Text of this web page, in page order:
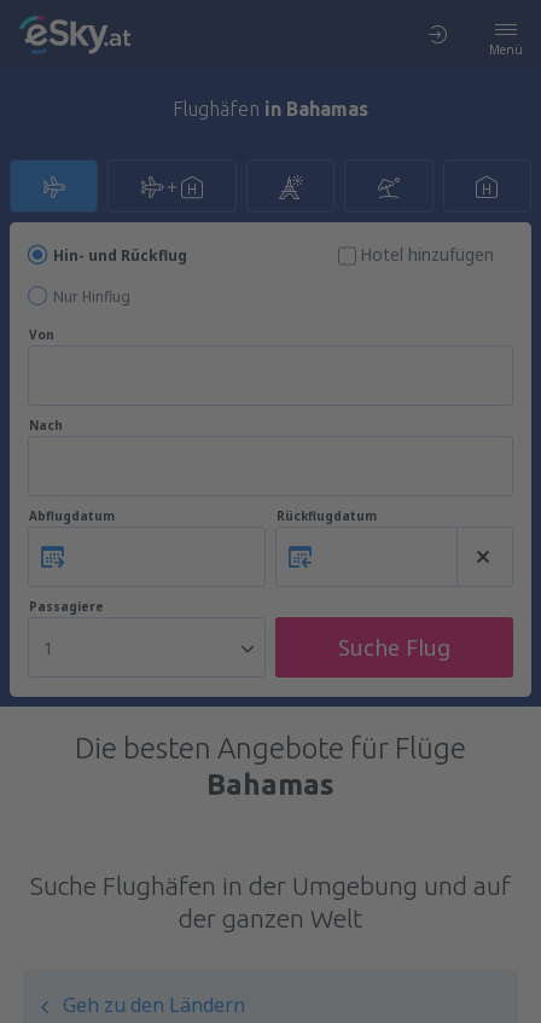
Menü
Flughäfen in Bahamas
Hin- und Rückflug
Nur Hinflug
Hotel hinzufügen
Von
Nach
Abflugdatum Rückflugdatum
Passagiere
1 Suche Flug
Die besten Angebote für Flüge
Bahamas
Suche Flughäfen in der Umgebung und auf
der ganzen Welt
Geh zu den Ländern